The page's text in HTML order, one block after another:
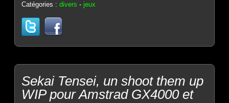
Catégories :divers -jeux
Sekai Tensei, un shoot them up
WIP pour Amstrad GX4000 et